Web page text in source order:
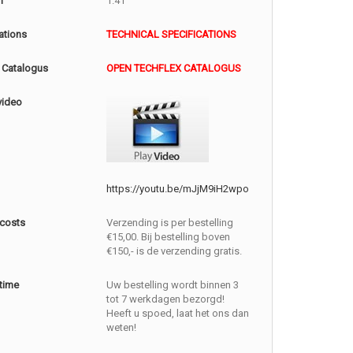
TECHNICAL SPECIFICATIONS
OPEN TECHFLEX CATALOGUS
https://youtu.be/mJjM9iH2wpo
Verzending is per bestelling
€15,00. Bij bestelling boven
€150,- is de verzending gratis.
Uw bestelling wordt binnen 3
tot 7 werkdagen bezorgd!
Heeft u spoed, laat het ons dan
weten!